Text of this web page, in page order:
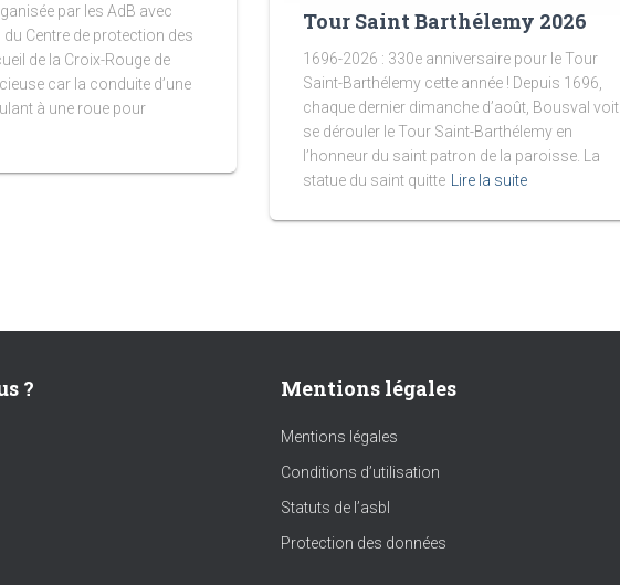
par les AdB avec
du Centre de protection des
de la Croix-Rouge de
car la conduite d’une
à une roue pour
Tour Saint Barthélemy 2026
1696-2026 : 330e anniversaire pour le Tour
Saint-Barthélemy cette année ! Depuis 1696,
chaque dernier dimanche d’août, Bousval voit
se dérouler le Tour Saint-Barthélemy en
l’honneur du saint patron de la paroisse. La
statue du saint quitte
Lire la suite
? Mentions légales
Mentions légales
Conditions d’utilisation
Statuts de l’asbl
Protection des données